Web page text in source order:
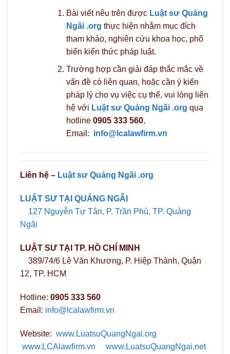
Bài viết nêu trên được Luật sư Quảng
Ngãi .org thực hiện nhằm mục đích
tham khảo, nghiên cứu khoa học, phổ
biến kiến thức pháp luật.
Trường hợp cần giải đáp thắc mắc về
vấn đề có liên quan, hoặc cần ý kiến
pháp lý cho vụ việc cụ thể, vui lòng liên
hệ với Luật sư Quảng Ngãi .org qua
hotline 0905 333 560,
Email: info@lcalawfirm.vn
Liên hệ – Luật sư Quảng Ngãi .org
LUẬT SƯ TẠI QUẢNG NGÃI
127 Nguyễn Tự Tân, P. Trần Phú, TP. Quảng
Ngãi
LUẬT SƯ TẠI TP. HỒ CHÍ MINH
389/74/6 Lê Văn Khương, P. Hiệp Thành, Quận
12, TP. HCM
Hotline: 0905 333 560
Email: info@lcalawfirm.vn
Website: www.LuatsuQuangNgai.org
www.LCAlawfirm.vn
www.LuatsuQuangNgai.net